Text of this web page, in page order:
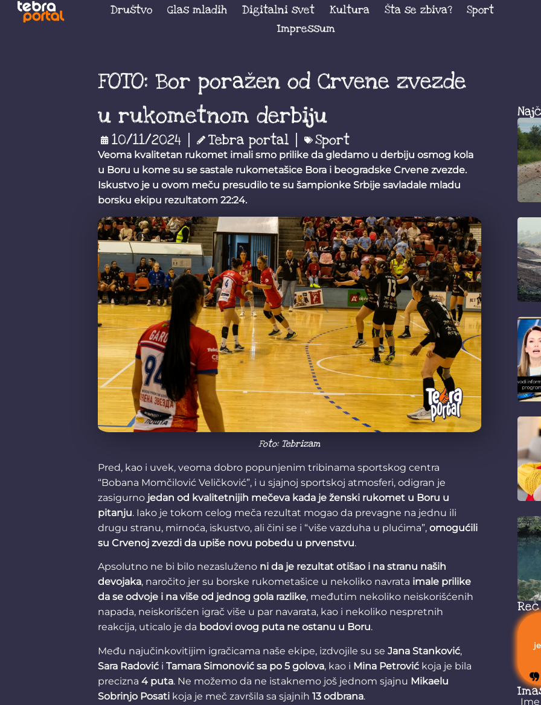
Društvo Glas mladih Digitalni svet Kultura Šta se zbiva?
Sport
Impressum
FOTO: Bor poražen od Crvene zvezde
u rukometnom derbiju
10/11/2024 Tebra portal Sport
Veoma kvalitetan rukomet imali smo prilike da gledamo u derbiju osmog kola
u Boru u kome su se sastale rukometašice Bora i beogradske Crvene zvezde.
Iskustvo je u ovom meču presudilo te su šampionke Srbije savladale mladu
borsku ekipu rezultatom 22:24.
Foto: Tebrizam
Pred, kao i uvek, veoma dobro popunjenim tribinama sportskog centra
“Bobana Momčilović Veličković”, i u sjajnoj sportskoj atmosferi, odigran je
zasigurno jedan od kvalitetnijih mečeva kada je ženski rukomet u Boru u
pitanju. Iako je tokom celog meča rezultat mogao da prevagne na jednu ili
drugu stranu, mirnoća, iskustvo, ali čini se i “više vazduha u plućima”, omogućili
su Crvenoj zvezdi da upiše novu pobedu u prvenstvu.
Apsolutno ne bi bilo nezasluženo ni da je rezultat otišao i na stranu naših
devojaka, naročito jer su borske rukometašice u nekoliko navrata imale prilike
da se odvoje i na više od jednog gola razlike, međutim nekoliko neiskorišćenih
napada, neiskorišćen igrač više u par navarata, kao i nekoliko nespretnih
reakcija, uticalo je da bodovi ovog puta ne ostanu u Boru.
Među najučinkovitijim igračicama naše ekipe, izdvojile su se Jana Stanković,
Sara Radović i Tamara Simonović sa po 5 golova, kao i Mina Petrović koja je bila
precizna 4 puta. Ne možemo da ne istaknemo još jednom sjajnu Mikaelu
Sobrinjo Posati koja je meč završila sa sjajnih 13 odbrana. Ime